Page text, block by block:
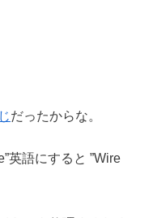
だったからな。
英語にすると ”Wire